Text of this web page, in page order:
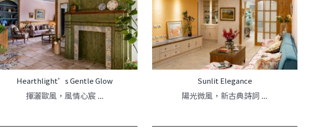
Hearthlight’s Gentle Glow
揮灑歐風，風情心宸 ...
Sunlit Elegance
陽光微風，新古典詩詞 ...